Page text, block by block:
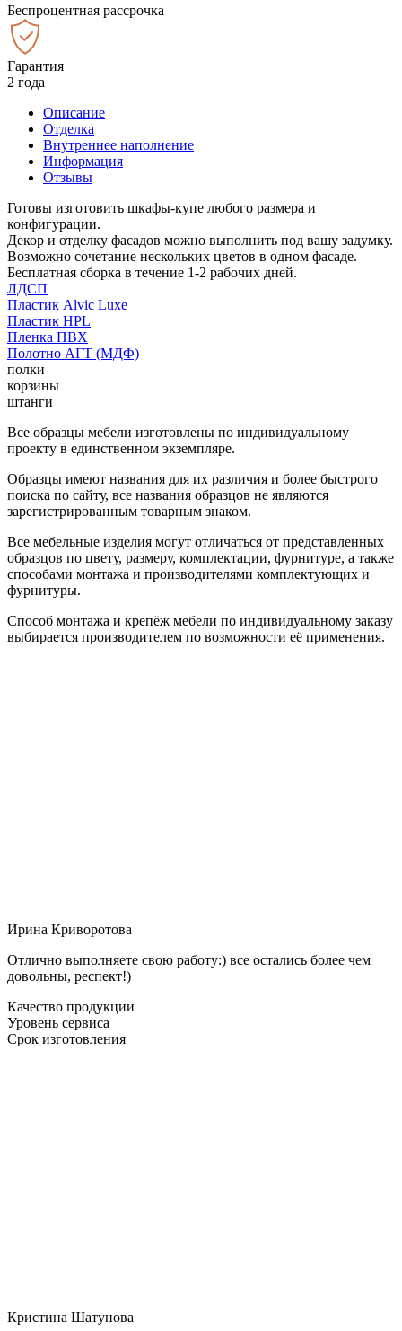
Беспроцентная рассрочка
Гарантия
2 года
Описание
Отделка
Внутреннее наполнение
Информация
Отзывы
Готовы изготовить шкафы-купе любого размера и
конфигурации.
Декор и отделку фасадов можно выполнить под вашу задумку.
Возможно сочетание нескольких цветов в одном фасаде.
Бесплатная сборка в течение 1-2 рабочих дней.
ЛДСП
Пластик Alvic Luxe
Пластик HPL
Пленка ПВХ
Полотно АГТ (МДФ)
полки
корзины
штанги
Все образцы мебели изготовлены по индивидуальному
проекту в единственном экземпляре.
Образцы имеют названия для их различия и более быстрого
поиска по сайту, все названия образцов не являются
зарегистрированным товарным знаком.
Все мебельные изделия могут отличаться от представленных
образцов по цвету, размеру, комплектации, фурнитуре, а также
способами монтажа и производителями комплектующих и
фурнитуры.
Способ монтажа и крепёж мебели по индивидуальному заказу
выбирается производителем по возможности её применения.
Ирина Криворотова
Отлично выполняете свою работу:) все остались более чем
довольны, респект!)
Качество продукции
Уровень сервиса
Срок изготовления
Кристина Шатунова